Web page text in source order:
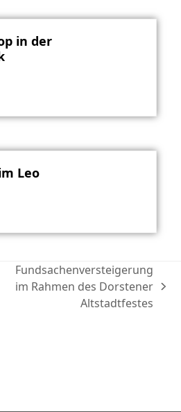
in der
Leo
Nächster
Fundsachenversteigerung
im Rahmen des Dorstener
Altstadtfestes